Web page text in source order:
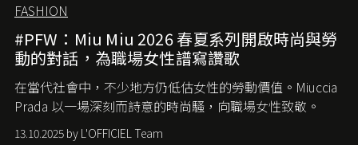
FASHION
#PFW：Miu Miu 2026 春夏系列開啟時尚與勞
動的對話，為職場女性譜寫讚歌
在當代社會中，不少地方仍低估女性的勞動價值。 Miuccia
Prada 以一場深刻而詩意的時尚騷，向職場女性致敬。
13.10.2025 by L'OFFICIEL Team